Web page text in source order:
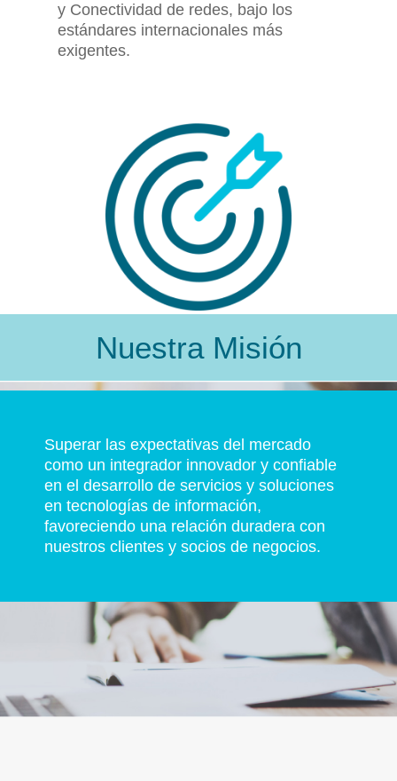
y Conectividad de redes, bajo los
estándares internacionales más
exigentes.
Nuestra Misión
Superar las expectativas del mercado
como un integrador innovador y confiable
en el desarrollo de servicios y soluciones
en tecnologías de información,
favoreciendo una relación duradera con
nuestros clientes y socios de negocios.